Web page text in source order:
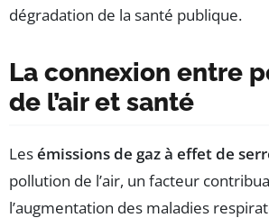
dégradation de la santé publique.
La connexion entre
de l’air et santé
Lesémissions de gaz à effet de
pollution de l’air, un facteur
l’augmentation des maladies